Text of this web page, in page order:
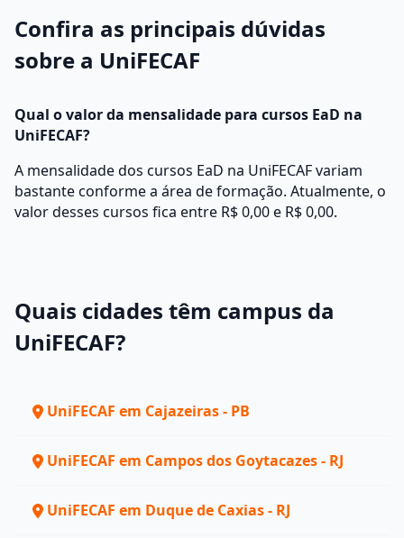
Confira as principais dúvidas
sobre a UniFECAF
Qual o valor da mensalidade para cursos EaD na
UniFECAF?
A mensalidade dos cursos EaD na UniFECAF variam
bastante conforme a área de formação. Atualmente, o
valor desses cursos fica entre R$ 0,00 e R$ 0,00.
Quais cidades têm campus da
UniFECAF?
UniFECAF em Cajazeiras - PB
UniFECAF em Campos dos Goytacazes - RJ
UniFECAF em Duque de Caxias - RJ